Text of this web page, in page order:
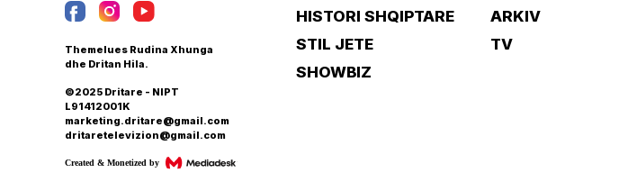
Themelues Rudina Xhunga
dhe Dritan Hila.
©2025 Dritare - NIPT
L91412001K
marketing.dritare@gmail.com
dritaretelevizion@gmail.com
Created & Monetized by
HISTORI SHQIPTARE
STIL JETE
SHOWBIZ
ARKIV
TV